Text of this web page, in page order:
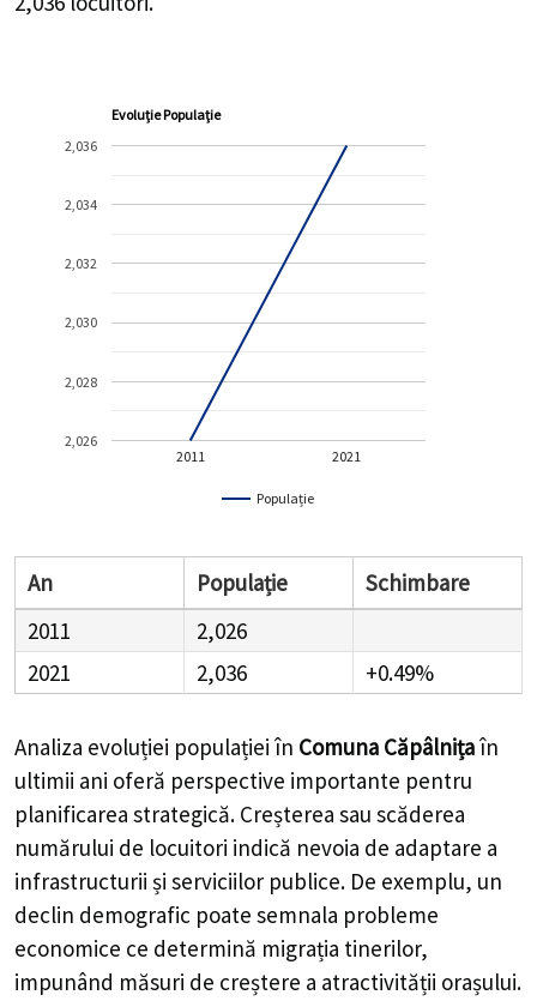
Evoluție Populație
Populație
2011 2021
2,026
2,028
2,030
2,032
2,034
2,036
An Populație
Schimbare
2011
2,026
2021
2,036 +0.49%
Analiza evoluției populației în Comuna Căpâlnițaîn
ultimii ani oferă perspective importante pentru
planificarea strategică. Creșterea sau scăderea
numărului de locuitori indică nevoia de adaptare a
infrastructurii și serviciilor publice. De exemplu, un
declin demografic poate semnala probleme
economice ce determină migrația tinerilor,
impunând măsuri de creștere a atractivității orașului.